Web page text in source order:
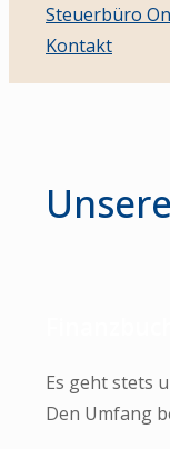
Steuerbüro
Kontakt
Es geht stets
Den Umfang